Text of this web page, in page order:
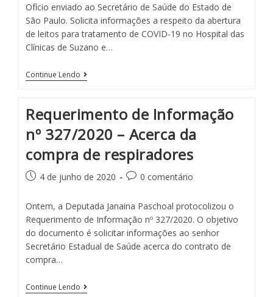
Ofício enviado ao Secretário de Saúde do Estado de
São Paulo. Solicita informações a respeito da abertura
de leitos para tratamento de COVID-19 no Hospital das
Clínicas de Suzano e…
Continue Lendo
Requerimento de Informação
nº 327/2020 – Acerca da
compra de respiradores
4 de junho de 2020 0 comentário
Ontem, a Deputada Janaina Paschoal protocolizou o
Requerimento de Informação nº 327/2020. O objetivo
do documento é solicitar informações ao senhor
Secretário Estadual de Saúde acerca do contrato de
compra…
Continue Lendo